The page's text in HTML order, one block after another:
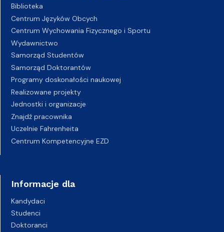
Biblioteka
Centrum Języków Obcych
Centrum Wychowania Fizycznego i Sportu
Wydawnictwo
Samorząd Studentów
Samorząd Doktorantów
Programy doskonałości naukowej
Realizowane projekty
Jednostki i organizacje
Znajdź pracownika
Uczelnie Fahrenheita
Centrum Kompetencyjne EZD
Informacje dla
Kandydaci
Studenci
Doktoranci